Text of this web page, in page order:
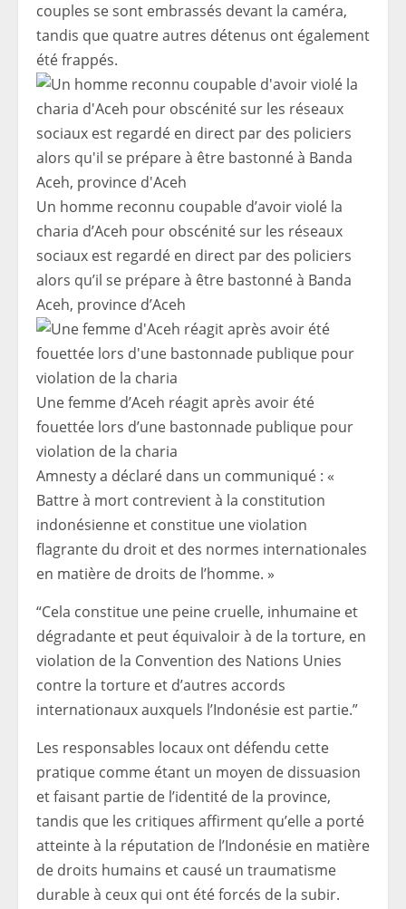
couples se sont embrassés devant la caméra,
tandis que quatre autres détenus ont également
été frappés.
Un homme reconnu coupable d’avoir violé la
charia d’Aceh pour obscénité sur les réseaux
sociaux est regardé en direct par des policiers
alors qu’il se prépare à être bastonné à Banda
Aceh, province d’Aceh
Une femme d’Aceh réagit après avoir été
fouettée lors d’une bastonnade publique pour
violation de la charia
Amnesty a déclaré dans un communiqué : «
Battre à mort contrevient à la constitution
indonésienne et constitue une violation
flagrante du droit et des normes internationales
en matière de droits de l’homme. »
“Cela constitue une peine cruelle, inhumaine et
dégradante et peut équivaloir à de la torture, en
violation de la Convention des Nations Unies
contre la torture et d’autres accords
internationaux auxquels l’Indonésie est partie.”
Les responsables locaux ont défendu cette
pratique comme étant un moyen de dissuasion
et faisant partie de l’identité de la province,
tandis que les critiques affirment qu’elle a porté
atteinte à la réputation de l’Indonésie en matière
de droits humains et causé un traumatisme
durable à ceux qui ont été forcés de la subir.